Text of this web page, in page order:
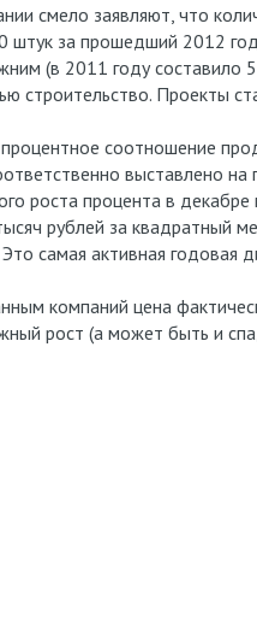
смело заявляют, что
штук за прошедший 2012
(в 2011 году составило
строительство. Проекты
соотношение
выставлено
роста процента в
рублей за квадратный
самая активная годовая
компаний цена
рост (а может быть и